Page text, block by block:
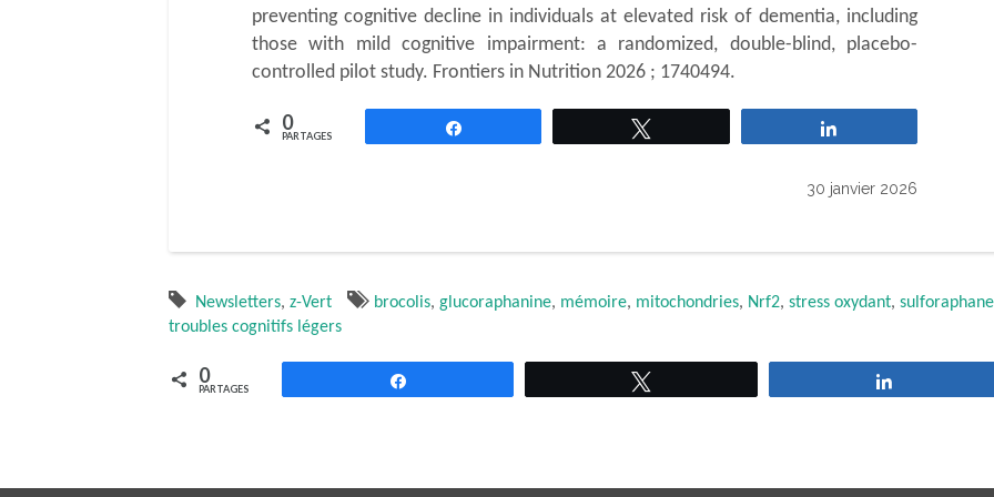
preventing cognitive decline in individuals at elevated risk of dementia, including
those with mild cognitive impairment: a randomized, double-blind, placebo-
controlled pilot study. Frontiers in Nutrition 2026 ; 1740494.
0
PARTAGES
30 janvier 2026
Newsletters, z-Vert brocolis, glucoraphanine, mémoire, mitochondries, Nrf2, stress oxydant, sulforaphane
troubles cognitifs légers
0
PARTAGES